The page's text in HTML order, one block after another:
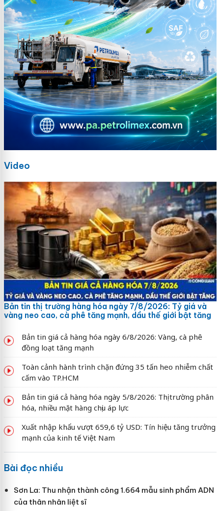
Video
Bản tin thị trường hàng hóa ngày 7/8/2026: Tỷ giá và
vàng neo cao, cà phê tăng mạnh, dầu thế giới bật tăng
Bản tin giá cả hàng hóa ngày 6/8/2026: Vàng, cà phê
đồng loạt tăng mạnh
Toàn cảnh hành trình chặn đứng 35 tấn heo nhiễm chất
cấm vào TP.HCM
Bản tin giá cả hàng hóa ngày 5/8/2026: Thị trường phân
hóa, nhiều mặt hàng chịu áp lực
Xuất nhập khẩu vượt 659,6 tỷ USD: Tín hiệu tăng trưởng
mạnh của kinh tế Việt Nam
Bài đọc nhiều
Sơn La: Thu nhận thành công 1.664 mẫu sinh phẩm ADN
của thân nhân liệt sĩ